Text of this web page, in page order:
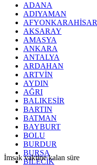
ADANA
ADIYAMAN
AFYONKARAHİSAR
AKSARAY
AMASYA
ANKARA
ANTALYA
ARDAHAN
ARTVİN
AYDIN
AĞRI
BALIKESİR
BARTIN
BATMAN
BAYBURT
BOLU
BURDUR
BURSA
BİLECİK
İmsak vaktine kalan süre